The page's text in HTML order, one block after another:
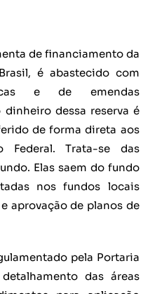
de financiamento da
é abastecido com
e de emendas
dinheiro dessa reserva é
de forma direta aos
Trata-se das
Elas saem do fundo
nos fundos locais
aprovação de planos de
pela Portaria
das áreas